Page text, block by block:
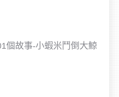
個故事-小蝦米鬥倒大鯨